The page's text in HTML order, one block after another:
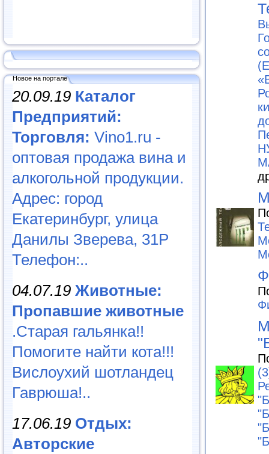
Новое на портале
20.09.19 Каталог
Предприятий:
Торговля: Vino1.ru -
оптовая продажа вина и
алкогольной продукции.
Адрес: город
Екатеринбург, улица
Данилы Зверева, 31Р
Телефон:..
04.07.19 Животные:
Пропавшие животные
.Старая гальянка!!
Помогите найти кота!!!
Вислоухий шотландец
Гаврюша!..
17.06.19 Отдых:
Авторские